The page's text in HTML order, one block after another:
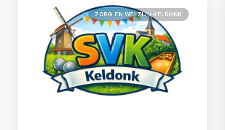
ZORG EN WELZIJN KELDONK